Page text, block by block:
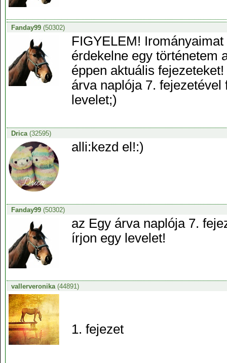
Fanday99(50302)
FIGYELEM!
érdekelne egy történetem
éppen aktuális
árva naplója 7.
levelet;)
Drica(32595)
alli:kezd el!:)
Fanday99(50302)
az Egy árva naplója 7.
írjon egy levelet!
vallerveronika(44891)
1. fejezet